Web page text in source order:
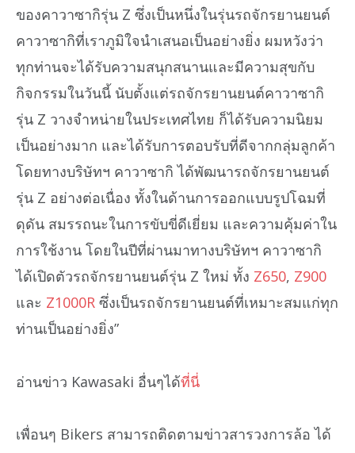
ของคาวาซากิรุ่น Z ซึ่งเป็นหนึ่งในรุ่นรถจักรยานยนต์
คาวาซากิที่เราภูมิใจนำเสนอเป็นอย่างยิ่ง ผมหวังว่า
ทุกท่านจะได้รับความสนุกสนานและมีความสุขกับ
กิจกรรมในวันนี้ นับตั้งแต่รถจักรยานยนต์คาวาซากิ
รุ่น Z วางจำหน่ายในประเทศไทย ก็ได้รับความนิยม
เป็นอย่างมาก และได้รับการตอบรับที่ดีจากกลุ่มลูกค้า
โดยทางบริษัทฯ คาวาซากิ ได้พัฒนารถจักรยานยนต์
รุ่น Z อย่างต่อเนื่อง ทั้งในด้านการออกแบบรูปโฉมที่
ดุดัน สมรรถนะในการขับขี่ดีเยี่ยม และความคุ้มค่าใน
การใช้งาน โดยในปีที่ผ่านมาทางบริษัทฯ คาวาซากิ
ได้เปิดตัวรถจักรยานยนต์รุ่น Z ใหม่ ทั้ง Z650, Z900
และ Z1000R ซึ่งเป็นรถจักรยานยนต์ที่เหมาะสมแก่ทุก
ท่านเป็นอย่างยิ่ง”
อ่านข่าว Kawasaki อื่นๆได้ที่นี่
เพื่อนๆ Bikers สามารถติดตามข่าวสารวงการล้อ ได้